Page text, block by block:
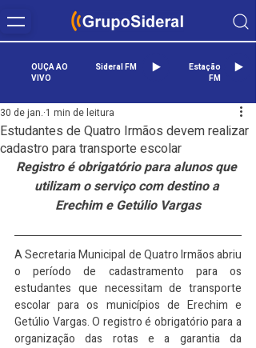
OUÇA AO
VIVO
Sideral FM
Estação
FM
Estudantes de Quatro Irmãos devem realizar
cadastro para transporte escolar
30 de jan. 1 min de leitura
Registro é obrigatório para alunos que
utilizam o serviço com destino a
Erechim e Getúlio Vargas
A Secretaria Municipal de Quatro Irmãos abriu
o período de cadastramento para os
estudantes que necessitam de transporte
escolar para os municípios de Erechim e
Getúlio Vargas. O registro é obrigatório para a
organização das rotas e a garantia da